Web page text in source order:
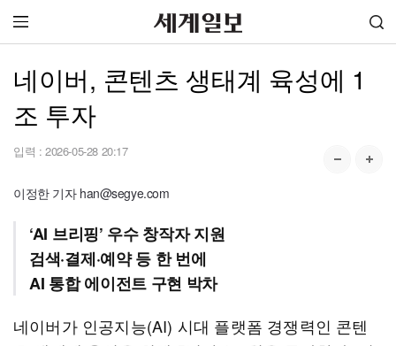
네이버, 콘텐츠 생태계 육성에 1
조 투자
입력 : 2026-05-28 20:17
이정한 기자 han@segye.com
‘AI 브리핑’ 우수 창작자 지원
검색·결제·예약 등 한 번에
AI 통합 에이전트 구현 박차
네이버가 인공지능(AI) 시대 플랫폼 경쟁력인 콘텐